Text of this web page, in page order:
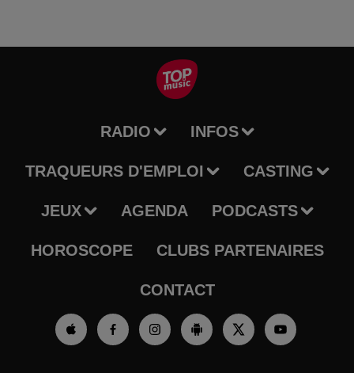
RADIO INFOS
TRAQUEURS D'EMPLOI CASTING
JEUX AGENDA PODCASTS
HOROSCOPE CLUBS PARTENAIRES
CONTACT